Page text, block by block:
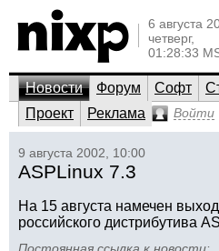
6 августа
четверг,
01:28:33
Новости Форум Софт
Проект
Реклама Войти
9 августа 2002, 10:00
ASPLinux 7.3
На 15 августа намечен
российского дистрибутива